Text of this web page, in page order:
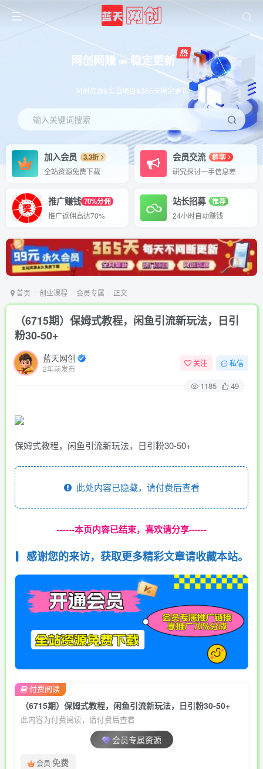
网创网赚 ∞ 稳定更新
网创资源&实战项目&365天稳定更新
输入关键词搜索
加入会员
3.3折
全站资源免费下载
会员交流
群聊
研究探讨一手信息差
推广赚钱 70%分佣
推广返佣高达70%
站长招募
推荐
24小时自动赚钱
首页 创业课程 会员专属 正文
（6715期）保姆式教程，闲鱼引流新玩法，日引
粉30-50+
蓝天网创
2年前发布
关注 私信
1185 49
保姆式教程，闲鱼引流新玩法，日引粉30-50+
此处内容已隐藏，请付费后查看
------本页内容已结束，喜欢请分享------
感谢您的来访，获取更多精彩文章请收藏本站。
（6715期）保姆式教程，闲鱼引流新玩法，日引粉30-50+
此内容为付费阅读，请付费后查看
会员专属资源
会员 免费
付费阅读